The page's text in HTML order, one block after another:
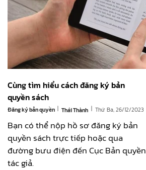
Cùng tìm hiểu cách đăng ký bản
quyền sách
Đăng ký bản quyền | Thái Thành | Thứ Ba, 26/12/2023
Bạn có thể nộp hồ sơ đăng ký bản
quyền sách trực tiếp hoặc qua
đường bưu điện đến Cục Bản quyền
tác giả.